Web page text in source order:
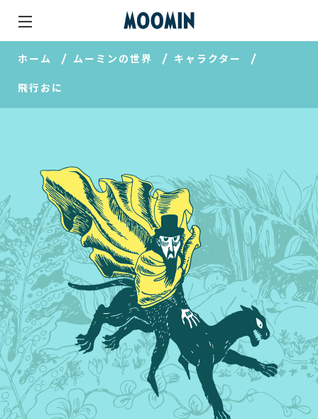
ホーム ムーミンの世界 キャラクター
飛行おに